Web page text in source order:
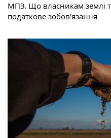
МПЗ. Що власникам землі
податкове зобов’язання